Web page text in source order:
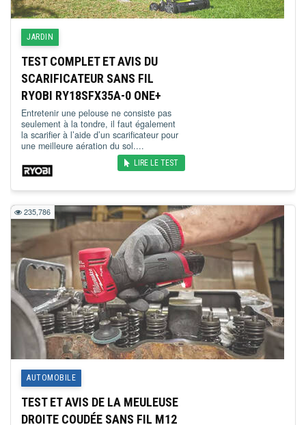
JARDIN
TEST COMPLET ET AVIS DU
SCARIFICATEUR SANS FIL
RYOBI RY18SFX35A-0 ONE+
Entretenir une pelouse ne consiste pas
seulement à la tondre, il faut également
la scarifier à l’aide d’un scarificateur pour
une meilleure aération du sol....
LIRE LE TEST
235,786
AUTOMOBILE
TEST ET AVIS DE LA MEULEUSE
DROITE COUDÉE SANS FIL M12